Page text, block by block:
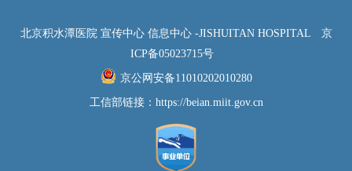
诉统一受理部门为：医患关系协调办公室地点：新街口院区医疗行政
楼一层/回龙观院区住院楼一层/新龙泽院区门诊一层联系方式：010-
58516721；010-58516743（新街口院区）010-58398721；010-
58398743（回龙观院区）010-50963721；010-50963584（新龙泽院
北京积水潭医院 宣传中心 信息中心 -JISHUITAN HOSPITAL
京
ICP备05023715号
京公网安备11010202010280
工信部链接： https://beian.miit.gov.cn